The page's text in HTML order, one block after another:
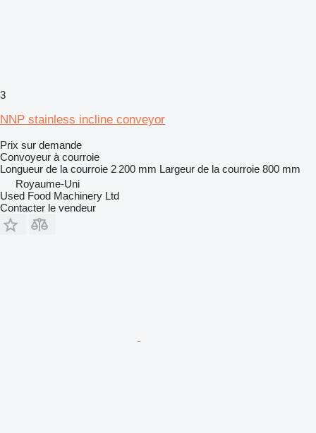
3
NNP stainless incline conveyor
Prix sur demande
Convoyeur à courroie
Longueur de la courroie 2 200 mm Largeur de la courroie 800 mm
Royaume-Uni
Used Food Machinery Ltd
Contacter le vendeur